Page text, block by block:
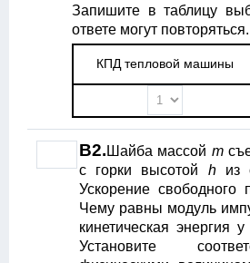
Запишите в таблицу
ответе могут повторяться.
КПД тепловой машины
B2. Шайба массой m
с горки высотой hиз
Ускорение свободного
Чему равны модуль
кинетическая энергия
Установите